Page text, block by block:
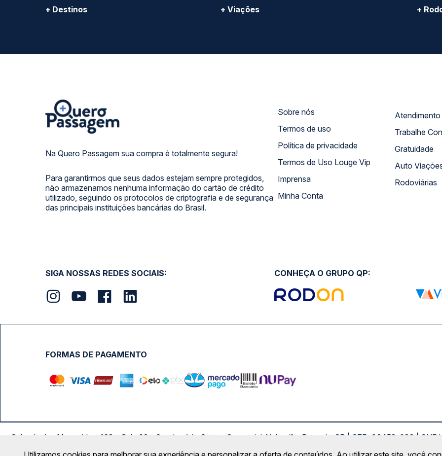
+ Destinos
+ Viações
+
Na Quero Passagem sua compra é totalmente segura!
Para garantirmos que seus dados estejam sempre protegidos,
não armazenamos nenhuma informação do cartão de crédito
utilizado, seguindo os protocolos de criptografia e de segurança
das principais instituições bancárias do Brasil.
Sobre nós
Termos de uso
Política de privacidade
Termos de Uso Louge Vip
Imprensa
Minha Conta
Trabalhe
Gratuidade
Auto
Rodoviárias
SIGA NOSSAS REDES SOCIAIS: CONHEÇA O GRUPO QP:
FORMAS DE PAGAMENTO
Calçada das Margaridas, 163 - Sala 02 - Condomínio Centro Comercial Alphaville, Barueri - SP | CEP: 06453-038 |
Copyright 2026 © QueroPassagem.com.br